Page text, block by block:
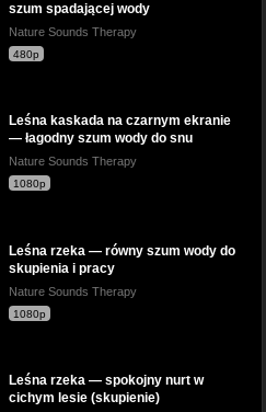
szum spadającej wody
Nature Sounds Therapy
480p
Leśna kaskada na czarnym ekranie
— łagodny szum wody do snu
Nature Sounds Therapy
1080p
Leśna rzeka — równy szum wody do
skupienia i pracy
Nature Sounds Therapy
1080p
Leśna rzeka — spokojny nurt w
cichym lesie (skupienie)